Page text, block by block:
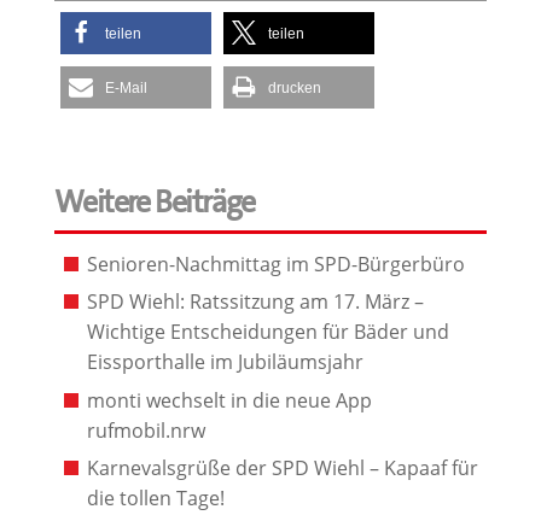
teilen teilen
E-Mail drucken
Weitere Beiträge
Senioren-Nachmittag im SPD-Bürgerbüro
SPD Wiehl: Ratssitzung am 17. März –
Wichtige Entscheidungen für Bäder und
Eissporthalle im Jubiläumsjahr
monti wechselt in die neue App
rufmobil.nrw
Karnevalsgrüße der SPD Wiehl – Kapaaf für
die tollen Tage!